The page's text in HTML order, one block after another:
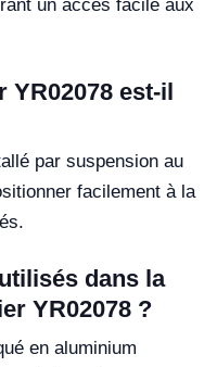
un accès facile aux
YR02078 est-il
par suspension au
facilement à la
dans la
YR02078 ?
en aluminium